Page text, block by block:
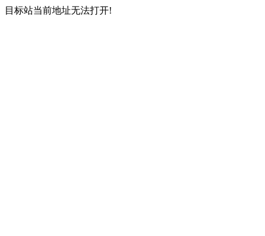
目标站当前地址无法打开!